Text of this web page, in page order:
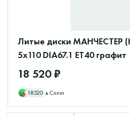
Литые диски МАНЧЕСТЕР
5x110 DIA67.1 ET40 графит
18 520 ₽
18520 в Сплит